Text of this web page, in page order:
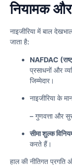
नियामक
नाइजीरिया में बाल
जाता है:
NAFDAC
प्रसाधनों और
जिम्मेदार।
नाइजीरिया के
– गुणवत्ता और
सीमा शुल्क
करते हैं।
हाल की नीतिगत प्रगति